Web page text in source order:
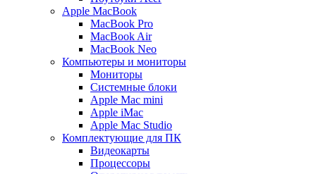
Apple MacBook
MacBook Pro
MacBook Air
MacBook Neo
Компьютеры и мониторы
Мониторы
Системные блоки
Apple Mac mini
Apple iMac
Apple Mac Studio
Комплектующие для ПК
Видеокарты
Процессоры